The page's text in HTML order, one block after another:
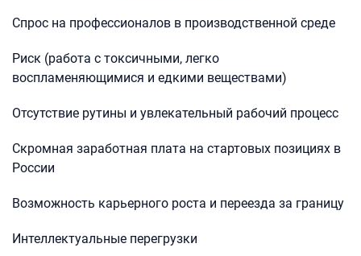
Спрос на профессионалов в производственной среде
Риск (работа с токсичными, легко
воспламеняющимися и едкими веществами)
Отсутствие рутины и увлекательный рабочий процесс
Скромная заработная плата на стартовых позициях в
России
Возможность карьерного роста и переезда за границу
Интеллектуальные перегрузки